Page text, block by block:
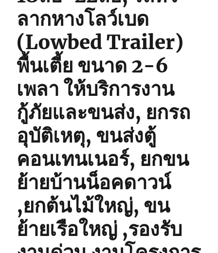
ลากหางโลว์เบด
(Lowbed Trailer)
พื้นเตี้ย ขนาด 2-6
เพลา ให้บริการงาน
กู้ภัยและขนส่ง, ยกรถ
อุบัติเหตุ, ขนส่งตู้
คอนเทนเนอร์, ยกขน
ย้ายบ้านน็อคดาวน์
,ยกต้นไม้ใหญ่, ขน
ย้ายเรือใหญ่ ,รองรับ